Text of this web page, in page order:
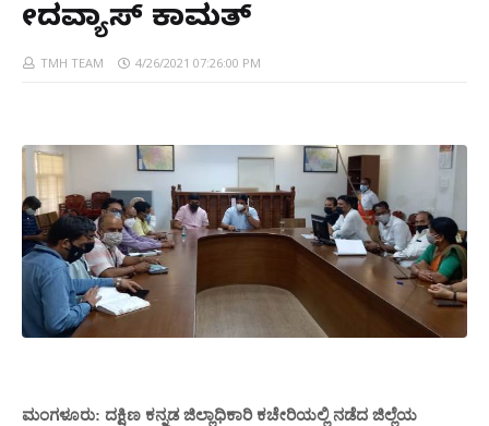
ವೇದವ್ಯಾಸ್ ಕಾಮತ್
TMH TEAM 4/26/2021 07:26:00 PM
ಮಂಗಳೂರು: ದಕ್ಷಿಣ ಕನ್ನಡ ಜಿಲ್ಲಾಧಿಕಾರಿ ಕಚೇರಿಯಲ್ಲಿ ನಡೆದ ಜಿಲ್ಲೆಯ